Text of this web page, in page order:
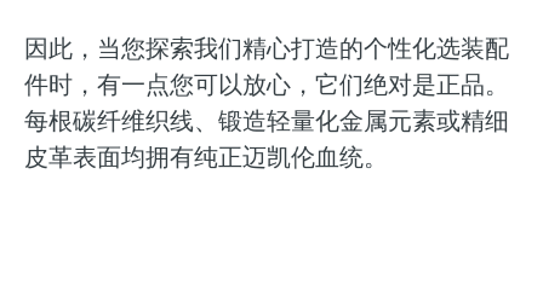
因此，当您探索我们精心打造的个性化选装配
件时，有一点您可以放心，它们绝对是正品。
每根碳纤维织线、锻造轻量化金属元素或精细
皮革表面均拥有纯正迈凯伦血统。